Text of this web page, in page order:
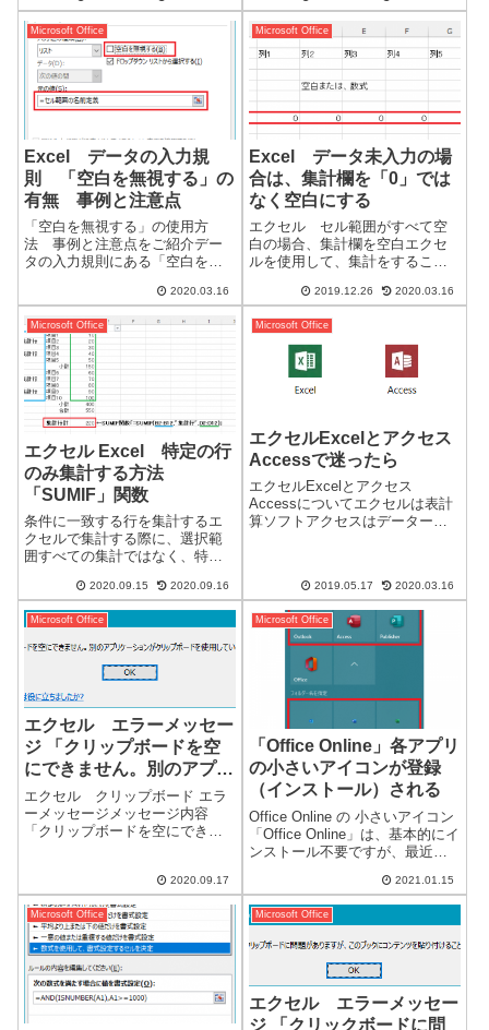
きます。それぞれの書式は、
「；」セミコロンで区切りま
す。左から3つまでの数値の書式
と、文字列用に4つ目の書...
必須のソフトウェアになると思
います...
Microsoft Office
Excel データの入力規
則 「空白を無視する」の
有無 事例と注意点
「空白を無視する」の使用方
法 事例と注意点をご紹介デー
タの入力規則にある「空白を無
ックスです。規定値（チェック
要はないレベルです。ごくごく
稀に必要性があるようです。※
エクセルのバグを補...
2020.03.16
Microsoft Office
Excel データ未入力の場
合は、集計欄を「0」では
なく空白にする
エクセル セル範囲がすべて空
白の場合、集計欄を空白エクセ
ルを使用して、集計をすること
めの「SUM関数」などの計算式
です。その場合、集計欄が空白
ではなく「0」になります。
「0」ではなく空...
2019.12.26 2020.03.16
Microsoft Office
エクセル Excel 特定の行
のみ集計する方法
「SUMIF」関数
条件に一致する行を集計するエ
クセルで集計する際に、選択範
囲すべての集計ではなく、特定
あります。条件に一致する行を
集計するには、「SUMIF」関数
を使用します。=SUMIF(範囲，
検索条件，合計範囲)集計する条
2020.09.15 2020.09.16
Microsoft Office
エクセルExcelとアクセス
Accessで迷ったら
エクセルExcelとアクセス
Accessについてエクセルは表計
算ソフトアクセスはデーターベ
関数を使用するなど、出来るこ
とやっていることは似ているよ
うにも思え...
2019.05.17 2020.03.16
Microsoft Office
エクセル エラーメッセー
ジ 「クリップボードを空
にできません。別のアプリ
ケーションがクリップボー
ドを使用している可能性が
あります。」
エクセル クリップボード エラ
ーメッセージメッセージ内容
「クリップボードを空にできま
可能性があります。」最近にな
り、エクセルでクリップボード
エラーメッセージが出るように
なりました。※...
2020.09.17
Microsoft Office
「Office Online」各アプリ
の小さいアイコンが登録
（インストール）される
Office Online の 小さいアイコン
「Office Online」は、基本的にイ
ンストール不要ですが、最近に
コンが登録（インストール）さ
れました。以前から、「Office
Online」のアイコンは、W...
2021.01.15
Microsoft Office Microsoft Office
エクセル エラーメッセー
ジ 「クリックボードに問